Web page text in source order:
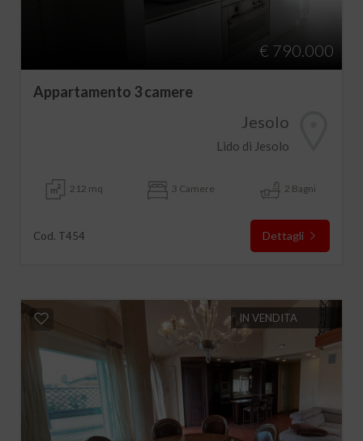
€ 790.000
Appartamento 3 camere
Jesolo
Lido di Jesolo
212 mq 3 Camere 2 Bagni
Cod. T454 Dettagli
IN VENDITA